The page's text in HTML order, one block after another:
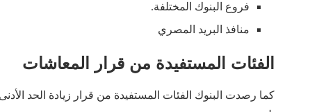
فروع البنوك المختلفة.
منافذ البريد المصري
الفئات المستفيدة من قرار المعاشات